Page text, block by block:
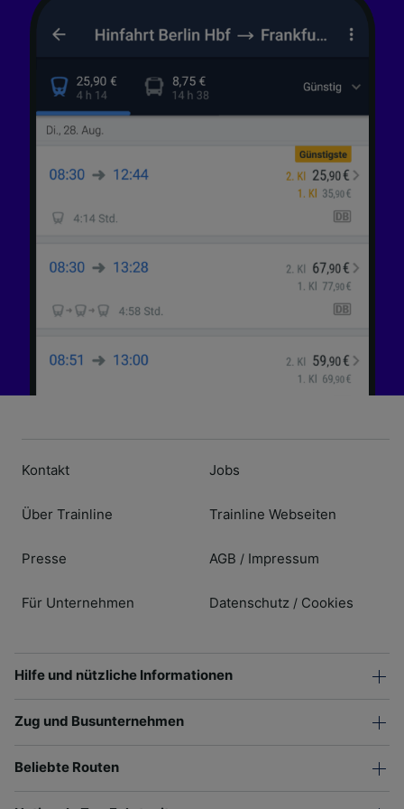
Kontakt
Über Trainline
Presse
Für Unternehmen
Jobs
Trainline Webseiten
AGB / Impressum
Datenschutz / Cookies
Hilfe und nützliche Informationen
Zug und Busunternehmen
Beliebte Routen
Verwendung genauer Standortdaten.
Endgeräteeigenschaften zur Identifikation
Informationen auf einem Endgerät.
Personalisierte Werbung und Inhalte, Messung
von Werbeleistung und der Performance von
Inhalten, Zielgruppenforschung sowie
Angeboten.